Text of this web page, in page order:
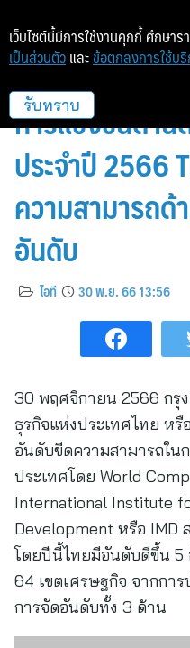
ผลการจัดอันดับ
การแข่งขันด้า
ประจำปี 2566
ความสามารถ
อันดับ
ไอที 30 พ.ย. 66 13:56
30 พฤศจิกายน 2566 กรุ
ธุรกิจแห่งประเทศไทย หรื
อันดับขีดความสามารถใน
ประเทศโดย World
International Institute
Development หรือ IMD
โดยปีนี้ไทยมีอันดับดีขึ้น 5
64 เขตเศรษฐกิจ จากกา
การจัดอันดับทั้ง 3 ด้าน
เว็บไซต์นี้มีการใช้งานคุกกี้ ศึกษาร
เป็นส่วนตัว และ ข้อตกลงการใช้บริ
รับทราบ